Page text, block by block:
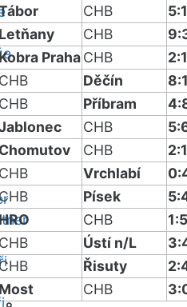
CHB
5:1
Letňany CHB
PrahaCHB
2:1
CHB Děčín
8:1
CHB Příbram
CHB
Chomutov CHB
2:1
CHB Vrchlabí
Písek
CHB
1:5
CHB Ústí n/L
CHB Řisuty
Most CHB